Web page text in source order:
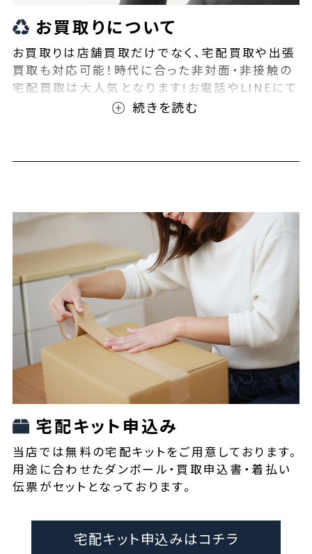
お買取りについて
お買取りは店舗買取だけでなく、宅配買取や出張
買取も対応可能！時代に合った非対面・非接触の
宅配買取は大人気となります!お電話やLINEにて
事前査定が可能となっております！また無料の宅
宅配キット申込み
当店では無料の宅配キットをご用意しております。
用途に合わせたダンボール・買取申込書・着払い
伝票がセットとなっております。
宅配キット申込みはコチラ